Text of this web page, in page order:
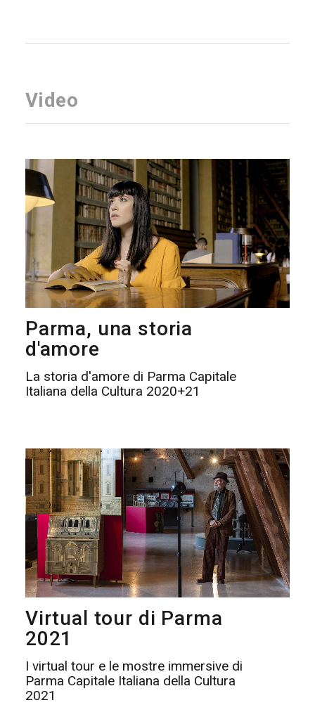
Video
Parma, una storia
d'amore
La storia d'amore di Parma Capitale
Italiana della Cultura 2020+21
Virtual tour di Parma
2021
I virtual tour e le mostre immersive di
Parma Capitale Italiana della Cultura
2021